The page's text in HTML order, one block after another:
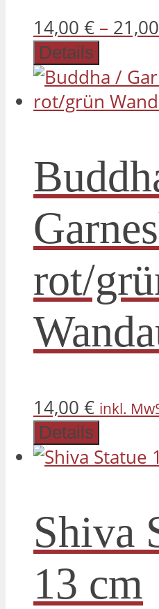
14,00 € – 21,00
Details
rot/
14,00 € inkl.
Details
Shiva
13 cm